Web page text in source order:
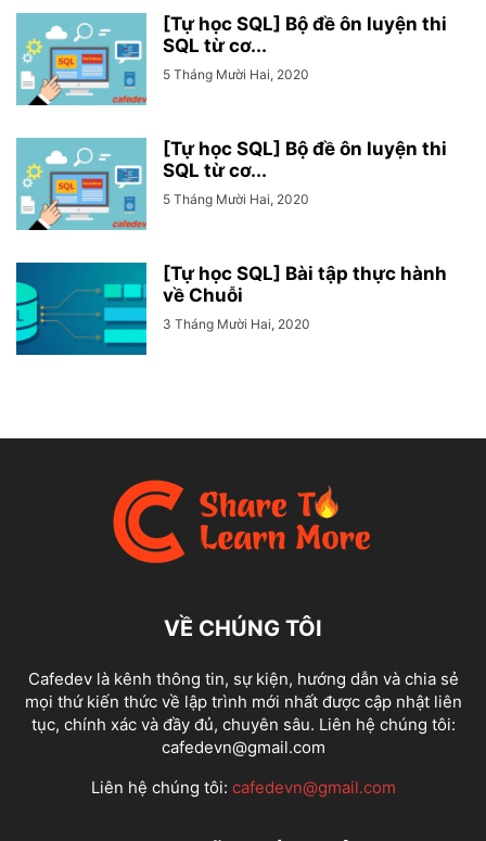
[Tự học SQL] Bộ đề ôn luyện thi
SQL từ cơ...
5 Tháng Mười Hai, 2020
[Tự học SQL] Bộ đề ôn luyện thi
SQL từ cơ...
5 Tháng Mười Hai, 2020
[Tự học SQL] Bài tập thực hành
về Chuỗi
3 Tháng Mười Hai, 2020
VỀ CHÚNG TÔI
Cafedev là kênh thông tin, sự kiện, hướng dẫn và chia sẻ
mọi thứ kiến thức về lập trình mới nhất được cập nhật liên
tục, chính xác và đầy đủ, chuyên sâu. Liên hệ chúng tôi:
cafedevn@gmail.com
Liên hệ chúng tôi: cafedevn@gmail.com